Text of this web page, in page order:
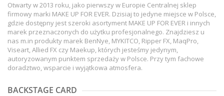
Otwarty w 2013 roku, jako pierwszy w Europie Centralnej sklep
firmowy marki MAKE UP FOR EVER. Dzisiaj to jedyne miejsce w Polsce,
gdzie dostępny jest szeroki asortyment MAKE UP FOR EVER i innych
marek przeznaczonych do użytku profesjonalnego. Znajdziesz u
nas m.in produkty marek BenNye, MYKITCO, Ripper FX, MaqPro,
Viseart, Allied FX czy Maekup, których jesteśmy jedynym,
autoryzowanym punktem sprzedaży w Polsce. Przy tym fachowe
doradztwo, wsparcie i wyjątkowa atmosfera.
BACKSTAGE CARD